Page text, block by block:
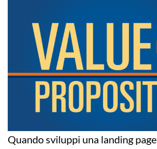
Quando sviluppi una landing